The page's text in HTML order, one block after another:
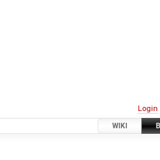
Login
WIKI